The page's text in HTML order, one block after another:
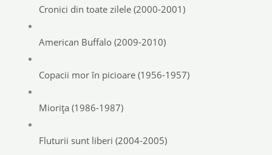
Cronici din toate zilele (2000-2001)
American Buffalo (2009-2010)
Copacii mor în picioare (1956-1957)
Miorița (1986-1987)
Fluturii sunt liberi (2004-2005)